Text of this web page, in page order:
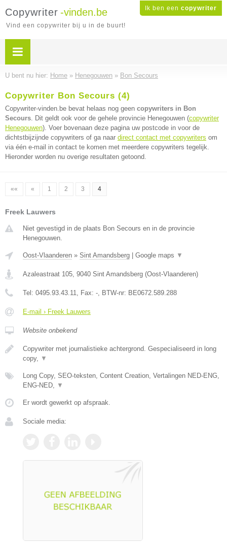
Ik ben een copywriter
Copywriter -vinden.be
Vind een copywriter bij u in de buurt!
U bent nu hier: Home » Henegouwen » Bon Secours
Copywriter Bon Secours (4)
Copywriter-vinden.be bevat helaas nog geen copywriters in Bon
Secours. Dit geldt ook voor de gehele provincie Henegouwen (copywriter
Henegouwen). Voer bovenaan deze pagina uw postcode in voor de
dichtstbijzijnde copywriters of ga naar direct contact met copywriters om
via één e-mail in contact te komen met meerdere copywriters tegelijk.
Hieronder worden nu overige resultaten getoond.
«« « 1 2 3 4
Freek Lauwers
Niet gevestigd in de plaats Bon Secours en in de provincie
Henegouwen.
Oost-Vlaanderen » Sint Amandsberg Google maps ▼
Azaleastraat 105, 9040 Sint Amandsberg (Oost-Vlaanderen)
Tel: 0495.93.43.11, Fax: -, BTW-nr: BE0672.589.288
E-mail › Freek Lauwers
Website onbekend
Copywriter met journalistieke achtergrond. Gespecialiseerd in long
copy, ▼
Long Copy, SEO-teksten, Content Creation, Vertalingen NED-ENG,
ENG-NED, ▼
Er wordt gewerkt op afspraak.
Sociale media: